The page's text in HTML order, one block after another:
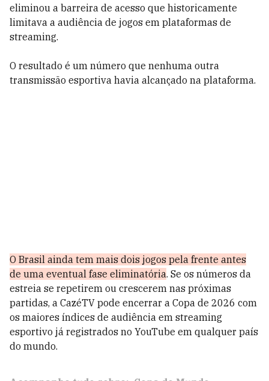
eliminou a barreira de acesso que historicamente
limitava a audiência de jogos em plataformas de
streaming.
O resultado é um número que nenhuma outra
transmissão esportiva havia alcançado na plataforma.
O Brasil ainda tem mais dois jogos pela frente antes
de uma eventual fase eliminatória. Se os números da
estreia se repetirem ou crescerem nas próximas
partidas, a CazéTV pode encerrar a Copa de 2026 com
os maiores índices de audiência em streaming
esportivo já registrados no YouTube em qualquer país
do mundo.